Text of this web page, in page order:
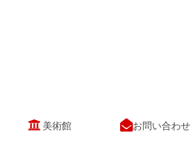
美術館 お問い合わせ